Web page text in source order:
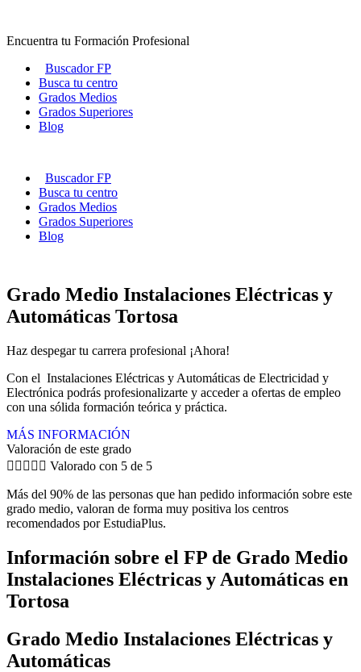
contenido
Encuentra tu Formación Profesional
Buscador FP
Busca tu centro
Grados Medios
Grados Superiores
Blog
Buscador FP
Busca tu centro
Grados Medios
Grados Superiores
Blog
Grado Medio Instalaciones Eléctricas y
Automáticas Tortosa
Haz despegar tu carrera profesional ¡Ahora!
Con el Instalaciones Eléctricas y Automáticas de Electricidad y
Electrónica podrás profesionalizarte y acceder a ofertas de empleo
con una sólida formación teórica y práctica.
MÁS INFORMACIÓN
Valoración de este grado
     Valorado con 5 de 5
Más del 90% de las personas que han pedido información sobre este
grado medio, valoran de forma muy positiva los centros
recomendados por EstudiaPlus.
Información sobre el FP de Grado Medio
Instalaciones Eléctricas y Automáticas en
Tortosa
Grado Medio Instalaciones Eléctricas y
Automáticas